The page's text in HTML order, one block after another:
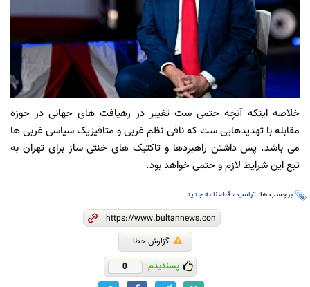
خلاصه اینکه آنچه حتمی ست تغییر در رهیافت های جهانی در حوزه
مقابله با تهدیدهایی ست که نافی نظم غربی و متافیزیک سیاسی غربی ها
می باشد. پس داشتن راهبردها و تاکتیک های خنثی ساز برای تهران به
تبع این شرایط لازم و حتمی خواهد بود.
برچسب ها: ترامپ ، قطعنامه جدید
گزارش خطا
پسندیدم 0